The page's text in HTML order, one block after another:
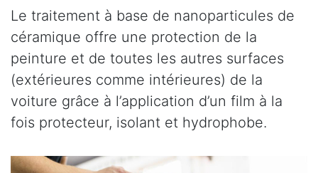
Le traitement à base de nanoparticules de
céramique offre une protection de la
peinture et de toutes les autres surfaces
(extérieures comme intérieures) de la
voiture grâce à l’application d’un film à la
fois protecteur, isolant et hydrophobe.